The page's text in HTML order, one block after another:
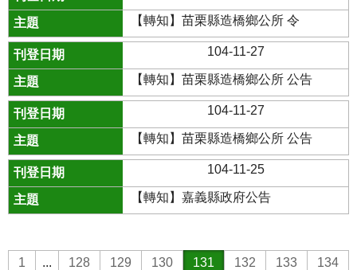
【轉知】苗栗縣造橋鄉公所 令
104-11-27
【轉知】苗栗縣造橋鄉公所 公告
104-11-27
【轉知】苗栗縣造橋鄉公所 公告
104-11-25
【轉知】嘉義縣政府公告
1 ... 128 129 130 131 132 133
134